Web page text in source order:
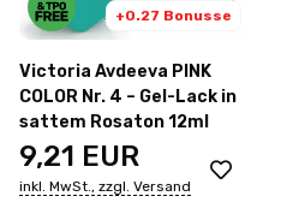
+0.27 Bonusse
Victoria Avdeeva PINK
COLOR Nr. 4 – Gel-Lack in
sattem Rosaton 12ml
9,21 EUR
inkl. MwSt., zzgl. Versand